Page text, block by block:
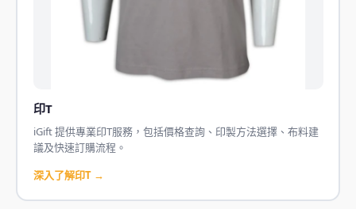
印T
iGift 提供專業印T服務，包括價格查詢、印製方法選擇、布料建
議及快速訂購流程。
深入了解印T →